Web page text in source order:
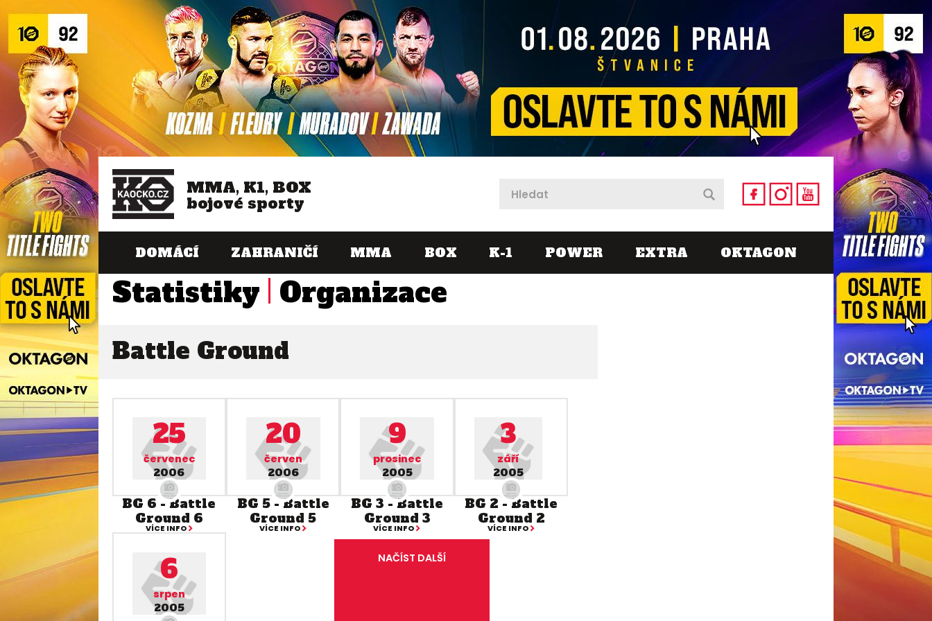
MMA, K1, BOX
bojové sporty
DOMÁCÍ ZAHRANIČÍ MMA BOX K-1 POWER EXTRA OKTAGON
Statistiky Organizace
Battle Ground
25
červenec
2006
BG 6 - Battle
Ground 6
VÍCE INFO
20
červen
2006
BG 5 - Battle
Ground 5
VÍCE INFO
9
prosinec
2005
BG 3 - Battle
Ground 3
VÍCE INFO
3
září
2005
BG 2 - Battle
Ground 2
VÍCE INFO
6
srpen
2005
NAČÍST DALŠÍ